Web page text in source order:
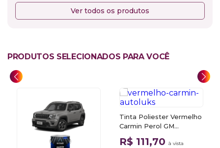
Ver todos os produtos
PRODUTOS SELECIONADOS PARA VOCÊ
Tinta Poliester Vermelho
Carmin Perol GM
WA514B 900ml Autoluks
R$ 111,70 à vista